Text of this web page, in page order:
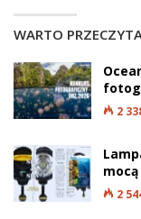
WARTO
2
mocą
2